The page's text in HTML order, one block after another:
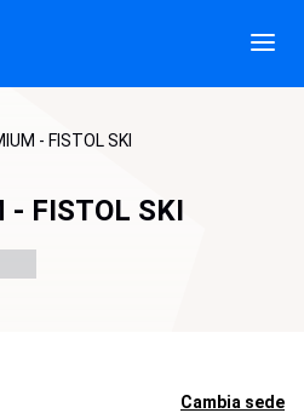
- FISTOL SKI
- FISTOL SKI
Cambia sede